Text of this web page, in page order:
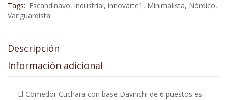
Tags: Escandinavo, industrial, innovarte1 , Minimalista, Nórdico,
Vanguardista
Descripción
Información adicional
El Comedor Cuchara con base Davinchi de 6 puestos es